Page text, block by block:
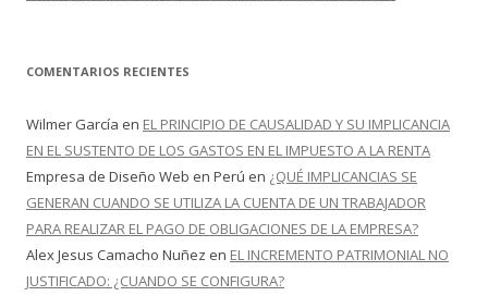
COMENTARIOS RECIENTES
Wilmer García en EL PRINCIPIO DE CAUSALIDAD Y SU IMPLICANCIA
EN EL SUSTENTO DE LOS GASTOS EN EL IMPUESTO A LA RENTA
Empresa de Diseño Web en Perú en ¿QUÉ IMPLICANCIAS SE
GENERAN CUANDO SE UTILIZA LA CUENTA DE UN TRABAJADOR
PARA REALIZAR EL PAGO DE OBLIGACIONES DE LA EMPRESA?
Alex Jesus Camacho Nuñez en EL INCREMENTO PATRIMONIAL NO
JUSTIFICADO: ¿CUANDO SE CONFIGURA?